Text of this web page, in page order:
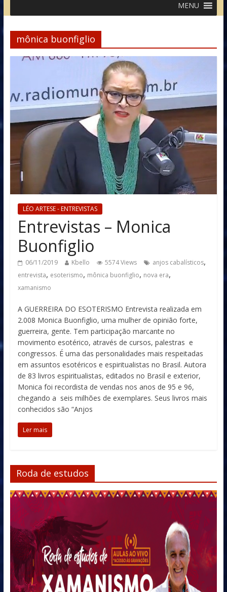
MENU
mônica buonfiglio
LÉO ARTESE - ENTREVISTAS
Entrevistas – Monica
Buonfiglio
06/11/2019 Kbello 5574 Views anjos cabalísticos,
entrevista, esoterismo, mônica buonfiglio, nova era,
xamanismo
A GUERREIRA DO ESOTERISMO Entrevista realizada em
2.008 Monica Buonfiglio, uma mulher de opinião forte,
guerreira, gente. Tem participação marcante no
movimento esotérico, através de cursos, palestras e
congressos. É uma das personalidades mais respeitadas
em assuntos esotéricos e espiritualistas no Brasil. Autora
de 83 livros espiritualistas, editados no Brasil e exterior,
Monica foi recordista de vendas nos anos de 95 e 96,
chegando a seis milhões de exemplares. Seus livros mais
conhecidos são “Anjos
Ler mais
Roda de estudos